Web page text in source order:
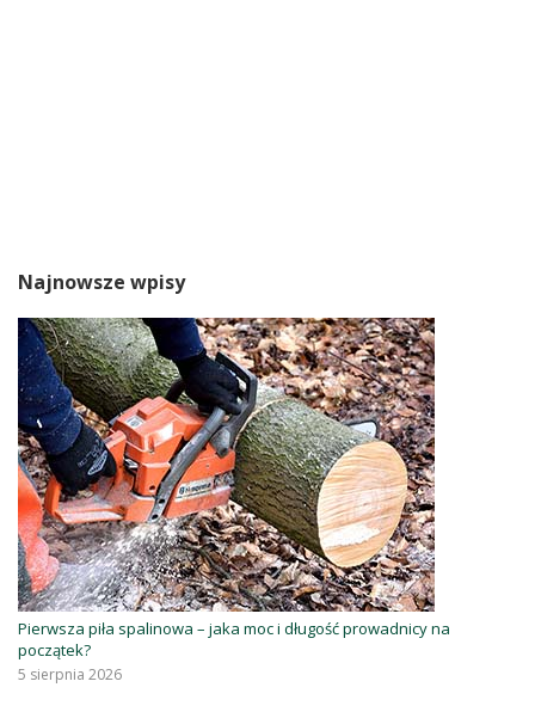
Najnowsze wpisy
Pierwsza piła spalinowa – jaka moc i długość prowadnicy na
początek?
5 sierpnia 2026